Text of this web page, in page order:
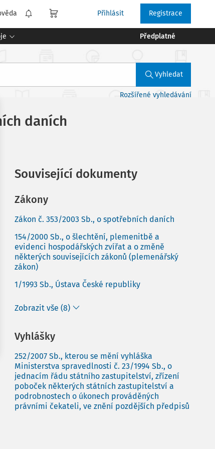
Přihlásit Registrace
Předplatné
Vyhledat
Rozšířené vyhledávání
daních
Související dokumenty
Zákony
Zákon č. 353/2003 Sb., o spotřebních daních
154/2000 Sb., o šlechtění, plemenitbě a
evidenci hospodářských zvířat a o změně
některých souvisejících zákonů (plemenářský
zákon)
1/1993 Sb., Ústava České republiky
Zobrazit vše (8)
Vyhlášky
252/2007 Sb., kterou se mění vyhláška
Ministerstva spravedlnosti č. 23/1994 Sb., o
jednacím řádu státního zastupitelství, zřízení
poboček některých státních zastupitelství a
podrobnostech o úkonech prováděných
právními čekateli, ve znění pozdějších předpisů